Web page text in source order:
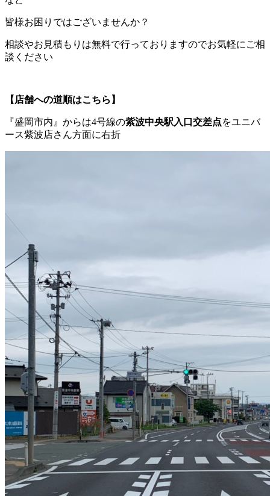
皆様お困りではございませんか？
相談やお見積もりは無料で行っておりますのでお気軽にご相
談ください
【店舗への道順はこちら】
『盛岡市内』からは4号線の紫波中央駅入口交差点をユニバ
ース紫波店さん方面に右折